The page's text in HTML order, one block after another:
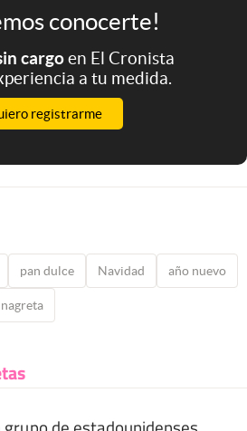
conocerte!
cargoen El Cronista
a tu medida.
registrarme
pan dulce Navidad año nuevo